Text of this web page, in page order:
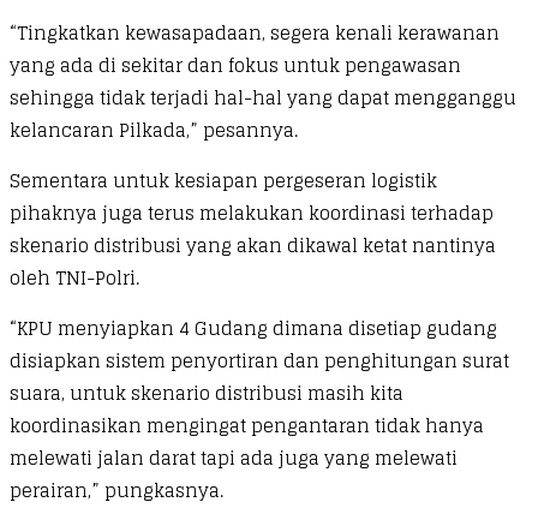
“Tingkatkan kewasapadaan, segera kenali kerawanan
yang ada di sekitar dan fokus untuk pengawasan
sehingga tidak terjadi hal-hal yang dapat mengganggu
kelancaran Pilkada,” pesannya.
Sementara untuk kesiapan pergeseran logistik
pihaknya juga terus melakukan koordinasi terhadap
skenario distribusi yang akan dikawal ketat nantinya
oleh TNI-Polri.
“KPU menyiapkan 4 Gudang dimana disetiap gudang
disiapkan sistem penyortiran dan penghitungan surat
suara, untuk skenario distribusi masih kita
koordinasikan mengingat pengantaran tidak hanya
melewati jalan darat tapi ada juga yang melewati
perairan,” pungkasnya.